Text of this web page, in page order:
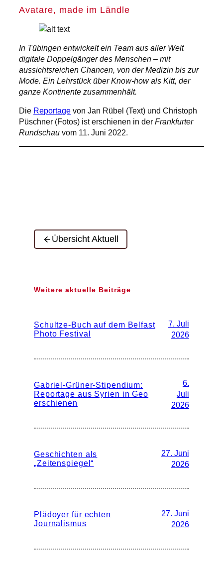
Avatare, made im Ländle
In Tübingen entwickelt ein Team aus aller Welt
digitale Doppelgänger des Menschen – mit
aussichtsreichen Chancen, von der Medizin bis zur
Mode. Ein Lehrstück über Know-how als Kitt, der
ganze Kontinente zusammenhält.
Die Reportage von Jan Rübel (Text) und Christoph
Püschner (Fotos) ist erschienen in derFrankfurter
Rundschau vom 11. Juni 2022.
Übersicht Aktuell
Weitere aktuelle Beiträge
Schultze-Buch auf dem Belfast
Photo Festival
7. Juli
2026
Gabriel-Grüner-Stipendium:
Reportage aus Syrien in Geo
erschienen
6.
Juli
2026
Geschichten als
„Zeitenspiegel“
27. Juni
2026
Plädoyer für echten
Journalismus
27. Juni
2026